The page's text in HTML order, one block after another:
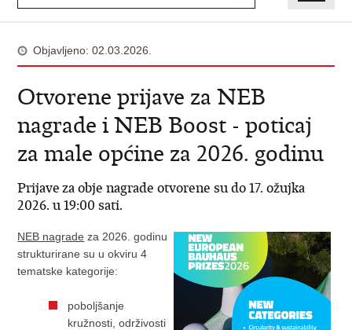
Objavljeno: 02.03.2026.
Otvorene prijave za NEB
nagrade i NEB Boost - poticaj
za male općine za 2026. godinu
Prijave za obje nagrade otvorene su do 17. ožujka
2026. u 19:00 sati.
NEB nagrade za 2026. godinu
strukturirane su u okviru 4
tematske kategorije:
poboljšanje
kružnosti, održivosti